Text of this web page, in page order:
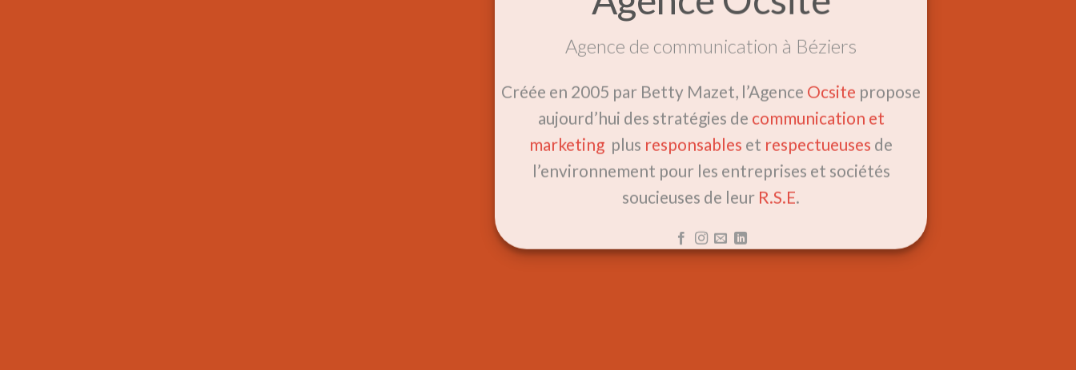
Agence de communication à Béziers
Créée en 2005 par Betty Mazet, l’Agence Ocsite propose
aujourd’hui des stratégies de communication et
marketing plus responsables et respectueuses de
l’environnement pour les entreprises et sociétés
soucieuses de leur R.S.E